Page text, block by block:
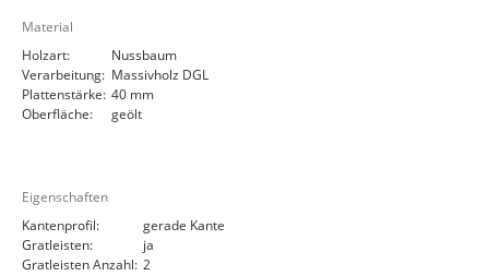
Material
Holzart:
Nussbaum
Verarbeitung: Massivholz DGL
Plattenstärke: 40 mm
Oberfläche:
geölt
Eigenschaften
Kantenprofil:
gerade Kante
Gratleisten:
ja
Gratleisten Anzahl: 2